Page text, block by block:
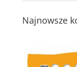
Najnowsze